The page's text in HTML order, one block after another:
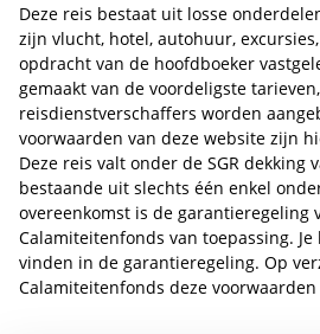
Deze reis bestaat uit losse
zijn vlucht, hotel, autohuur,
opdracht van de hoofdboeker
gemaakt van de voordeligste
reisdienstverschaffers worden
voorwaarden van deze website zijn
Deze reis valt onder de SGR dekking
bestaande uit slechts één enkel
overeenkomst is de garantieregeling
Calamiteitenfonds van toepassing.
vinden in de garantieregeling. Op
Calamiteitenfonds deze voorwaarden